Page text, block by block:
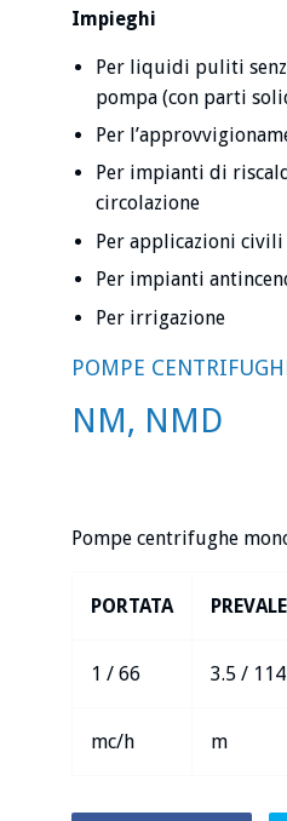
Impieghi
Per liquidi puliti
pompa (con parti
Per
Per impianti di
circolazione
Per applicazioni
Per impianti
Per irrigazione
POMPE
NM, NMD
Pompe centrifughe
PORTATA
1 / 66 3.5 / 114
mc/h m